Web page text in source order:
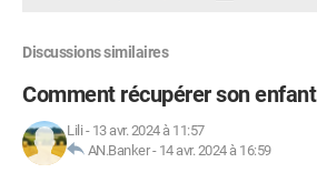
Discussions similaires
Comment récupérer son enfant
Lili - 13 avr. 2024 à 11:57
AN.Banker- 14 avr. 2024 à 16:59